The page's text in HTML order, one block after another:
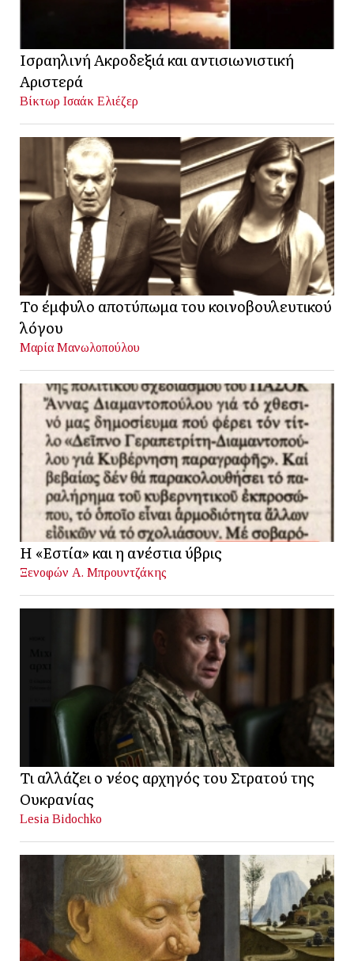
Ισραηλινή Ακροδεξιά και αντισιωνιστική
Αριστερά
Βίκτωρ Ισαάκ Ελιέζερ
Το έμφυλο αποτύπωμα του κοινοβουλευτικού
λόγου
Μαρία Μανωλοπούλου
Η «Εστία» και η ανέστια ύβρις
Ξενοφών Α. Μπρουντζάκης
Τι αλλάζει ο νέος αρχηγός του Στρατού της
Ουκρανίας
Lesia Bidochko